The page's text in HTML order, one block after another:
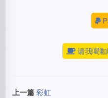
请我喝
上一篇 彩虹